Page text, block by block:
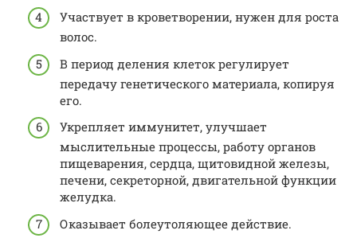
Участвует в кроветворении, нужен для роста
волос.
В период деления клеток регулирует
передачу генетического материала, копируя
его.
Укрепляет иммунитет, улучшает
мыслительные процессы, работу органов
пищеварения, сердца, щитовидной железы,
печени, секреторной, двигательной функции
желудка.
Оказывает болеутоляющее действие.